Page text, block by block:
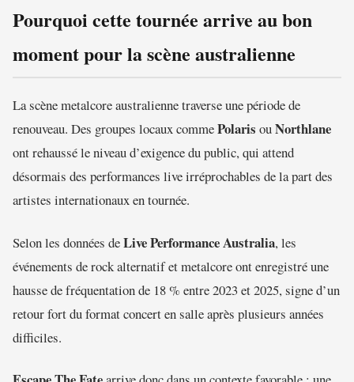
Pourquoi cette tournée arrive au bon
moment pour la scène australienne
La scène metalcore australienne traverse une période de
renouveau. Des groupes locaux commePolaris ouNorthlane
ont rehaussé le niveau d’exigence du public, qui attend
désormais des performances live irréprochables de la part des
artistes internationaux en tournée.
Selon les données deLive Performance Australia, les
événements de rock alternatif et metalcore ont enregistré une
hausse de fréquentation de 18 % entre 2023 et 2025, signe d’un
retour fort du format concert en salle après plusieurs années
difficiles.